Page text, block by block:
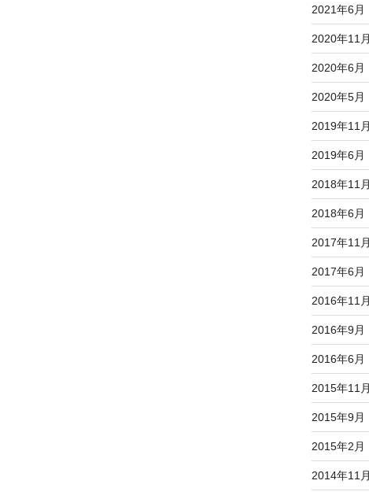
2021年6月
2020年11月
2020年6月
2020年5月
2019年11月
2019年6月
2018年11月
2018年6月
2017年11月
2017年6月
2016年11月
2016年9月
2016年6月
2015年11月
2015年9月
2015年2月
2014年11月